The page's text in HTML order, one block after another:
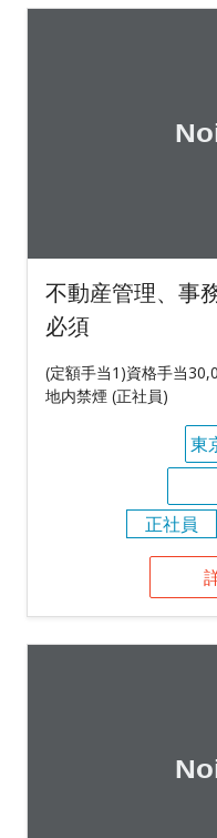
不動産管理、事
必須
(定額手当1)資格手当
地内禁煙 (正社員)
東
正社員